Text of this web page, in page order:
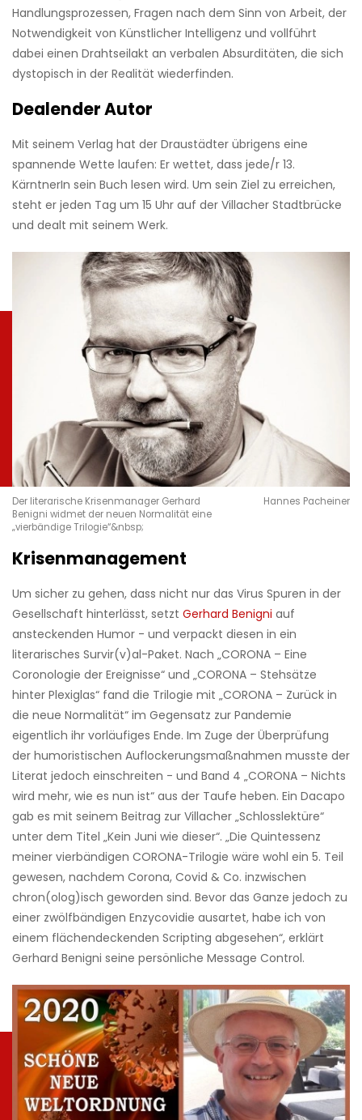
Handlungsprozessen, Fragen nach dem Sinn von Arbeit, der
Notwendigkeit von Künstlicher Intelligenz und vollführt
dabei einen Drahtseilakt an verbalen Absurditäten, die sich
dystopisch in der Realität wiederfinden.
Dealender Autor
Mit seinem Verlag hat der Draustädter übrigens eine
spannende Wette laufen: Er wettet, dass jede/r 13.
KärntnerIn sein Buch lesen wird. Um sein Ziel zu erreichen,
steht er jeden Tag um 15 Uhr auf der Villacher Stadtbrücke
und dealt mit seinem Werk.
Der literarische Krisenmanager Gerhard
Benigni widmet der neuen Normalität eine
„vierbändige Trilogie“&nbsp;
Hannes Pacheiner
Krisenmanagement
Um sicher zu gehen, dass nicht nur das Virus Spuren in der
Gesellschaft hinterlässt, setzt Gerhard Benigni auf
ansteckenden Humor - und verpackt diesen in ein
literarisches Survir(v)al-Paket. Nach „CORONA – Eine
Coronologie der Ereignisse“ und „CORONA – Stehsätze
hinter Plexiglas“ fand die Trilogie mit „CORONA – Zurück in
die neue Normalität“ im Gegensatz zur Pandemie
eigentlich ihr vorläufiges Ende. Im Zuge der Überprüfung
der humoristischen Auflockerungsmaßnahmen musste der
Literat jedoch einschreiten - und Band 4 „CORONA – Nichts
wird mehr, wie es nun ist“ aus der Taufe heben. Ein Dacapo
gab es mit seinem Beitrag zur Villacher „Schlosslektüre“
unter dem Titel „Kein Juni wie dieser“. „Die Quintessenz
meiner vierbändigen CORONA-Trilogie wäre wohl ein 5. Teil
gewesen, nachdem Corona, Covid & Co. inzwischen
chron(olog)isch geworden sind. Bevor das Ganze jedoch zu
einer zwölfbändigen Enzycovidie ausartet, habe ich von
einem flächendeckenden Scripting abgesehen“, erklärt
Gerhard Benigni seine persönliche Message Control.